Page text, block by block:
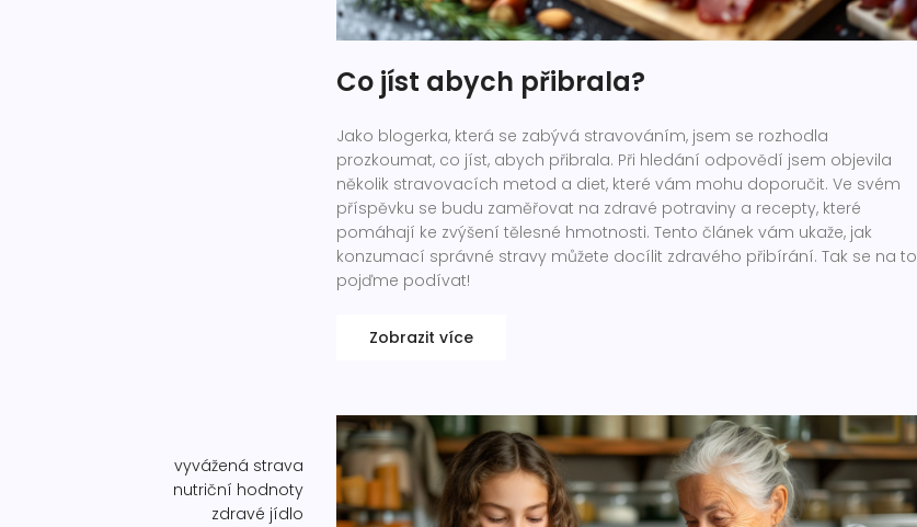
Co jíst abych přibrala?
Jako blogerka, která se zabývá stravováním, jsem se rozhodla
prozkoumat, co jíst, abych přibrala. Při hledání odpovědí jsem objevila
několik stravovacích metod a diet, které vám mohu doporučit. Ve svém
příspěvku se budu zaměřovat na zdravé potraviny a recepty, které
pomáhají ke zvýšení tělesné hmotnosti. Tento článek vám ukaže, jak
konzumací správné stravy můžete docílit zdravého přibírání. Tak se na to
pojďme podívat!
Zobrazit více
vyvážená strava
nutriční hodnoty
zdravé jídlo